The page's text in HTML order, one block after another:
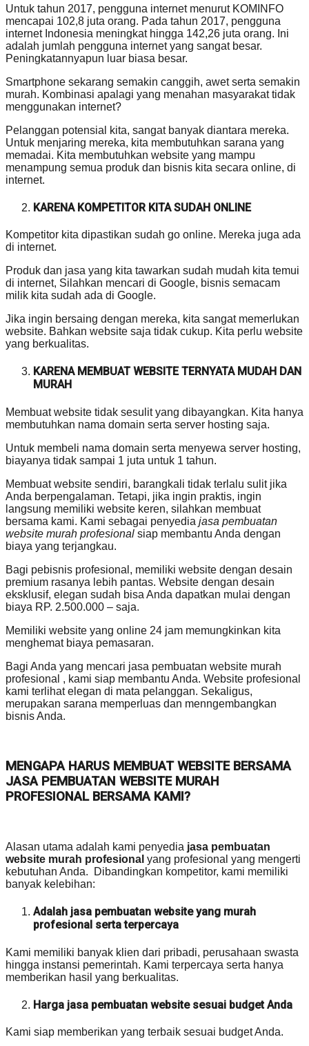
Untuk tahun 2017, pengguna internet menurut KOMINFO
mencapai 102,8 juta orang. Pada tahun 2017, pengguna
internet Indonesia meningkat hingga 142,26 juta orang. Ini
adalah jumlah pengguna internet yang sangat besar.
Peningkatannyapun luar biasa besar.
Smartphone sekarang semakin canggih, awet serta semakin
murah. Kombinasi apalagi yang menahan masyarakat tidak
menggunakan internet?
Pelanggan potensial kita, sangat banyak diantara mereka.
Untuk menjaring mereka, kita membutuhkan sarana yang
memadai. Kita membutuhkan website yang mampu
menampung semua produk dan bisnis kita secara online, di
internet.
KARENA KOMPETITOR KITA SUDAH ONLINE
Kompetitor kita dipastikan sudah go online. Mereka juga ada
di internet.
Produk dan jasa yang kita tawarkan sudah mudah kita temui
di internet, Silahkan mencari di Google, bisnis semacam
milik kita sudah ada di Google.
Jika ingin bersaing dengan mereka, kita sangat memerlukan
website. Bahkan website saja tidak cukup. Kita perlu website
yang berkualitas.
KARENA MEMBUAT WEBSITE TERNYATA MUDAH DAN
MURAH
Membuat website tidak sesulit yang dibayangkan. Kita hanya
membutuhkan nama domain serta server hosting saja.
Untuk membeli nama domain serta menyewa server hosting,
biayanya tidak sampai 1 juta untuk 1 tahun.
Membuat website sendiri, barangkali tidak terlalu sulit jika
Anda berpengalaman. Tetapi, jika ingin praktis, ingin
langsung memiliki website keren, silahkan membuat
bersama kami. Kami sebagai penyedia jasa pembuatan
website murah profesional siap membantu Anda dengan
biaya yang terjangkau.
Bagi pebisnis profesional, memiliki website dengan desain
premium rasanya lebih pantas. Website dengan desain
eksklusif, elegan sudah bisa Anda dapatkan mulai dengan
biaya RP. 2.500.000 – saja.
Memiliki website yang online 24 jam memungkinkan kita
menghemat biaya pemasaran.
Bagi Anda yang mencari jasa pembuatan website murah
profesional , kami siap membantu Anda. Website profesional
kami terlihat elegan di mata pelanggan. Sekaligus,
merupakan sarana memperluas dan menngembangkan
bisnis Anda.
MENGAPA HARUS MEMBUAT WEBSITE BERSAMA
JASA PEMBUATAN WEBSITE MURAH
PROFESIONAL BERSAMA KAMI?
Alasan utama adalah kami penyedia jasa pembuatan
website murah profesional yang profesional yang mengerti
kebutuhan Anda. Dibandingkan kompetitor, kami memiliki
banyak kelebihan:
Adalah jasa pembuatan website yang murah
profesional serta terpercaya
Kami memiliki banyak klien dari pribadi, perusahaan swasta
hingga instansi pemerintah. Kami terpercaya serta hanya
memberikan hasil yang berkualitas.
Harga jasa pembuatan website sesuai budget Anda
Kami siap memberikan yang terbaik sesuai budget Anda.